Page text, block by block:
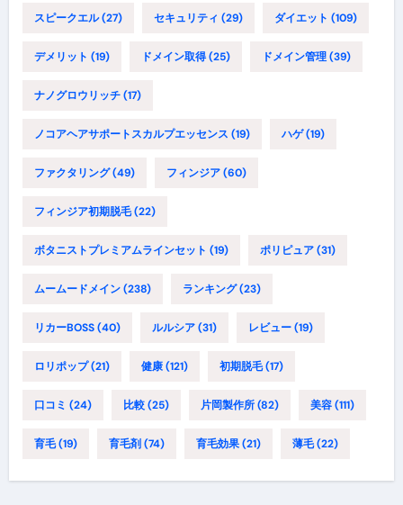
スピークエル(27) セキュリティ (29) ダイエット (109)
デメリット (19) ドメイン取得(25) ドメイン管理(39)
ナノグロウリッチ(17)
ノコアヘアサポートスカルプエッセンス (19) ハゲ(19)
ファクタリング(49) フィンジア(60)
フィンジア初期脱毛(22)
ボタニストプレミアムラインセット (19) ポリピュア(31)
ムームードメイン(238) ランキング(23)
リカーBOSS(40) ルルシア(31) レビュー(19)
ロリポップ(21) 健康(121) 初期脱毛(17)
口コミ (24) 比較(25) 片岡製作所(82) 美容(111)
育毛(19) 育毛剤 (74) 育毛効果(21) 薄毛(22)